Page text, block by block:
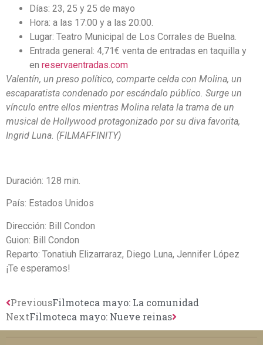
Días: 23, 25 y 25 de mayo
Hora: a las 17:00 y a las 20:00.
Lugar: Teatro Municipal de Los Corrales de Buelna.
Entrada general: 4,71€ venta de entradas en taquilla y
en reservaentradas.com
Valentín, un preso político, comparte celda con Molina, un
escaparatista condenado por escándalo público. Surge un
vínculo entre ellos mientras Molina relata la trama de un
musical de Hollywood protagonizado por su diva favorita,
Ingrid Luna. (FILMAFFINITY)
Duración: 128 min.
País: Estados Unidos
Dirección: Bill Condon
Guion: Bill Condon
Reparto: Tonatiuh Elizarraraz, Diego Luna, Jennifer López
¡Te esperamos!
PreviousFilmoteca mayo: La comunidad
NextFilmoteca mayo: Nueve reinas